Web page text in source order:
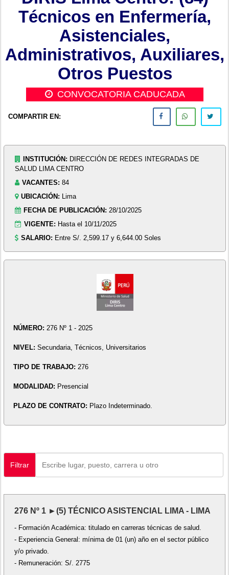
Técnicos en Enfermería,
Asistenciales,
Administrativos, Auxiliares,
Otros Puestos
CONVOCATORIA CADUCADA
COMPARTIR EN:
INSTITUCIÓN: DIRECCIÓN DE REDES INTEGRADAS DE
SALUD LIMA CENTRO
VACANTES: 84
UBICACIÓN: Lima
FECHA DE PUBLICACIÓN: 28/10/2025
VIGENTE: Hasta el 10/11/2025
SALARIO: Entre S/. 2,599.17 y 6,644.00 Soles
NÚMERO: 276 Nº 1 - 2025
NIVEL: Secundaria, Técnicos, Universitarios
TIPO DE TRABAJO: 276
MODALIDAD: Presencial
PLAZO DE CONTRATO: Plazo Indeterminado.
Filtrar
276 Nº 1 ►(5) TÉCNICO ASISTENCIAL LIMA - LIMA
- Formación Académica: titulado en carreras técnicas de salud.
- Experiencia General: mínima de 01 (un) año en el sector público
y/o privado.
- Remuneración: S/. 2775